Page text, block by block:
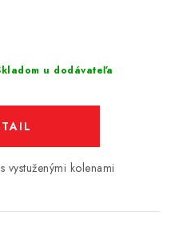
u dodávateľa
vystuženými kolenami